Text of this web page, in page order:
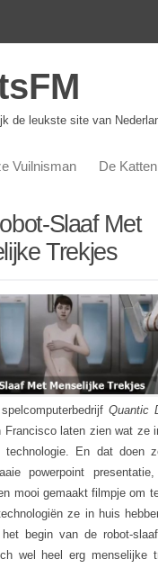
de leukste site van
Vuilnisman De
Slaaf Met
Trekjes
Quantic
Francisco laten zien wat ze
technologie. En dat doen
powerpoint
mooi gemaakt filmpje om
ze in huis
begin van de robot-slaaf
wel heel erg menselijke